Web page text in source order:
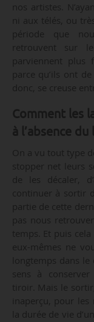
nos artistes.
ni aux télés, ou
période que
retrouvent sur
parviennent
parce qu’ils ont
donc, se creuse
Comment les
à l’absence du
On a vu tout type
stopper net leurs
de les décaler,
continuer à sortir
partie de cette
pas nous
temps. Et puis cela
eux-mêmes ne
longtemps dans le
sens à
tiroir. Mais le
inaperçu, pour
la durée de vie